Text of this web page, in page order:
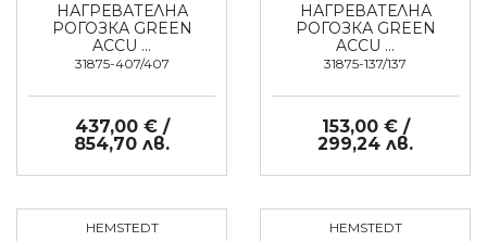
НАГРЕВАТЕЛНА
РОГОЗКА GREEN
ACCU …
31875-407/407
437,00 € /
854,70 лв.
НАГРЕВАТЕЛНА
РОГОЗКА GREEN
ACCU …
31875-137/137
153,00 € /
299,24 лв.
HEMSTEDT HEMSTEDT